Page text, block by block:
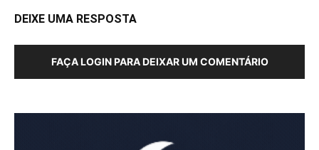
DEIXE UMA RESPOSTA
FAÇA LOGIN PARA DEIXAR UM COMENTÁRIO